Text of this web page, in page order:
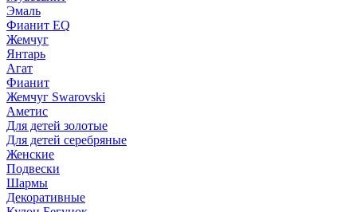
Эмаль
Фианит EQ
Жемчуг
Янтарь
Агат
Фианит
Жемчуг Swarovski
Аметис
Для детей золотые
Для детей серебряные
Женские
Подвески
Шармы
Декоративные